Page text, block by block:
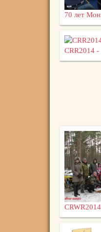
70 лет
CRR2014
CRWR2014